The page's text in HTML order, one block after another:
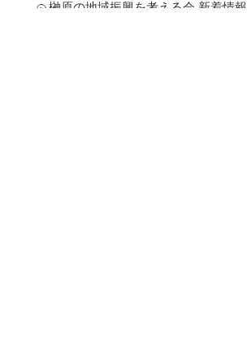
榊原の地域振興を考える会 新着情報